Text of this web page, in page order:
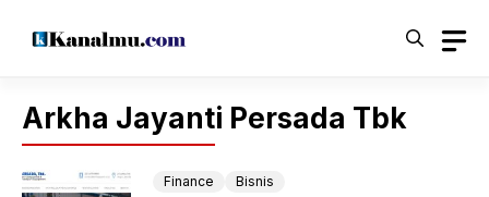
Arkha Jayanti Persada Tbk
Finance Bisnis